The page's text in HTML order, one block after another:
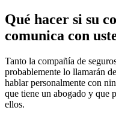
Qué hacer si su
comunica con
Tanto la compañía de
probablemente lo llamarán
hablar personalmente con
que tiene un abogado y que
ellos.